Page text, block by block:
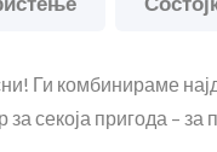
Ги комбинираме
секоја пригода –